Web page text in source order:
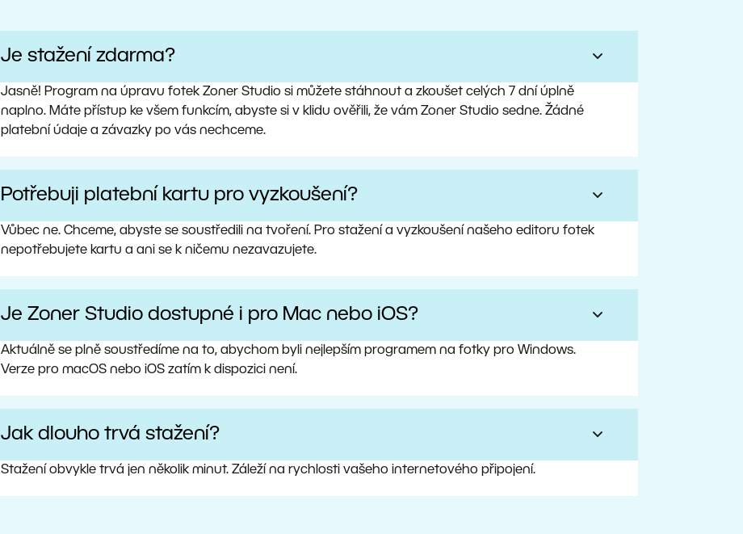
Je stažení zdarma?
Jasně! Program na úpravu fotek Zoner Studio si můžete stáhnout a zkoušet celých 7 dní úplně
naplno. Máte přístup ke všem funkcím, abyste si v klidu ověřili, že vám Zoner Studio sedne. Žádné
platební údaje a závazky po vás nechceme.
Potřebuji platební kartu pro vyzkoušení?
Vůbec ne. Chceme, abyste se soustředili na tvoření. Pro stažení a vyzkoušení našeho editoru fotek
nepotřebujete kartu a ani se k ničemu nezavazujete.
Je Zoner Studio dostupné i pro Mac nebo iOS?
Aktuálně se plně soustředíme na to, abychom byli nejlepším programem na fotky pro Windows.
Verze pro macOS nebo iOS zatím k dispozici není.
Jak dlouho trvá stažení?
Stažení obvykle trvá jen několik minut. Záleží na rychlosti vašeho internetového připojení.